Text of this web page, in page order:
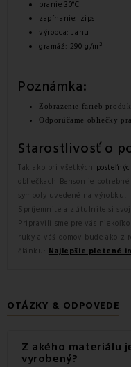
pranie 30°C
zapínanie: zips
výrobca: Jahu
gramáž: 290 g/m 2
Poznámka:
Zobrazenie farieb
Odporúčame obliečky
Starostlivosť o
Tak ako pri všetkých
obliečkach Benson je
symboly uvedené na výrobku.
Spríjemnite a zútulnite si svoj
Pripravili sme pre vás
ruky a váš domov bude ako z
článku: Najlepšie pletené
OTÁZKY & ODPOVEDE
Z akého materiálu
vyrobený?